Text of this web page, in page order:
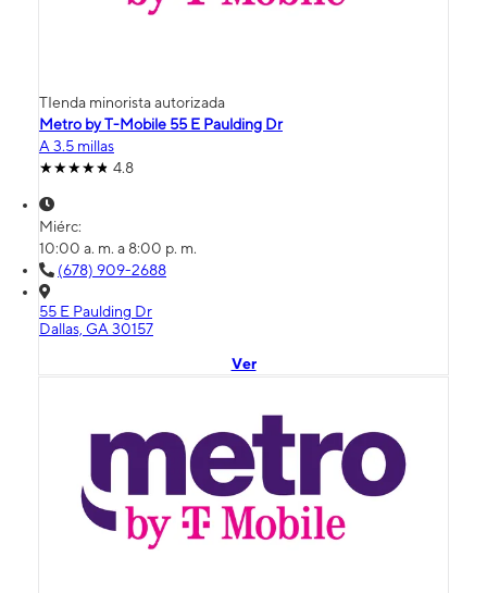
TIenda minorista autorizada
Metro by T-Mobile 55 E Paulding Dr
A 3.5 millas
4.8
Miérc:
10:00 a. m. a 8:00 p. m.
(678) 909-2688
55 E Paulding Dr
Dallas, GA 30157
Ver